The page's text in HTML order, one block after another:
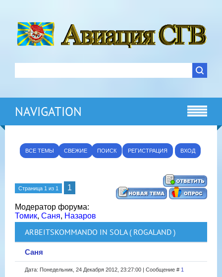
NAVIGATION
ВСЕ ТЕМЫ СВЕЖИЕ ПОИСК РЕГИСТРАЦИЯ ВХОД
Страница 1 из 1 1
Модератор форума:
Томик, Саня, Назаров
ARBEITSKOMMANDO IN SOLA ( ROGALAND )
Саня
Дата: Понедельник, 24 Декабря 2012, 23:27:00 | Сообщение # 1